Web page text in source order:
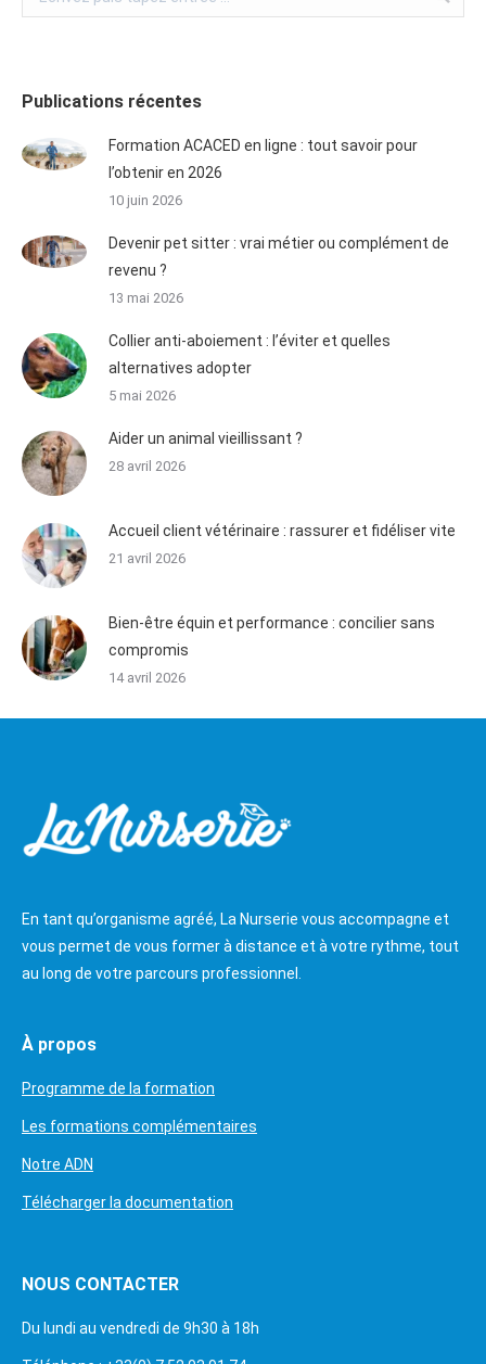
Publications récentes
Formation ACACED en ligne : tout savoir pour
l’obtenir en 2026
10 juin 2026
Devenir pet sitter : vrai métier ou complément de
revenu ?
13 mai 2026
Collier anti-aboiement : l’éviter et quelles
alternatives adopter
5 mai 2026
Aider un animal vieillissant ?
28 avril 2026
Accueil client vétérinaire : rassurer et fidéliser vite
21 avril 2026
Bien-être équin et performance : concilier sans
compromis
14 avril 2026
En tant qu’organisme agréé, La Nurserie vous accompagne et
vous permet de vous former à distance et à votre rythme, tout
au long de votre parcours professionnel.
À propos
Programme de la formation
Les formations complémentaires
Notre ADN
Télécharger la documentation
NOUS CONTACTER
Du lundi au vendredi de 9h30 à 18h